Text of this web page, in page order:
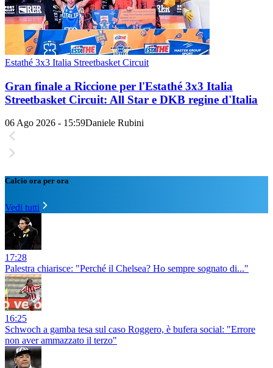
Estathé 3x3 Italia Streetbasket Circuit
Gran finale a Riccione per l'Estathé 3x3 Italia
Streetbasket Circuit: All Star e DKB regine d'Italia
06 Ago 2026 - 15:59Daniele Rubini
Calcio ora per ora
Vedi tutti
17:28
Palestra chiarisce: "Perché il Chelsea? Ho sempre sognato di..."
16:25
Schwoch a gamba tesa sul caso Roggero, è bufera social: "Errore
non aver ammazzato il terzo"